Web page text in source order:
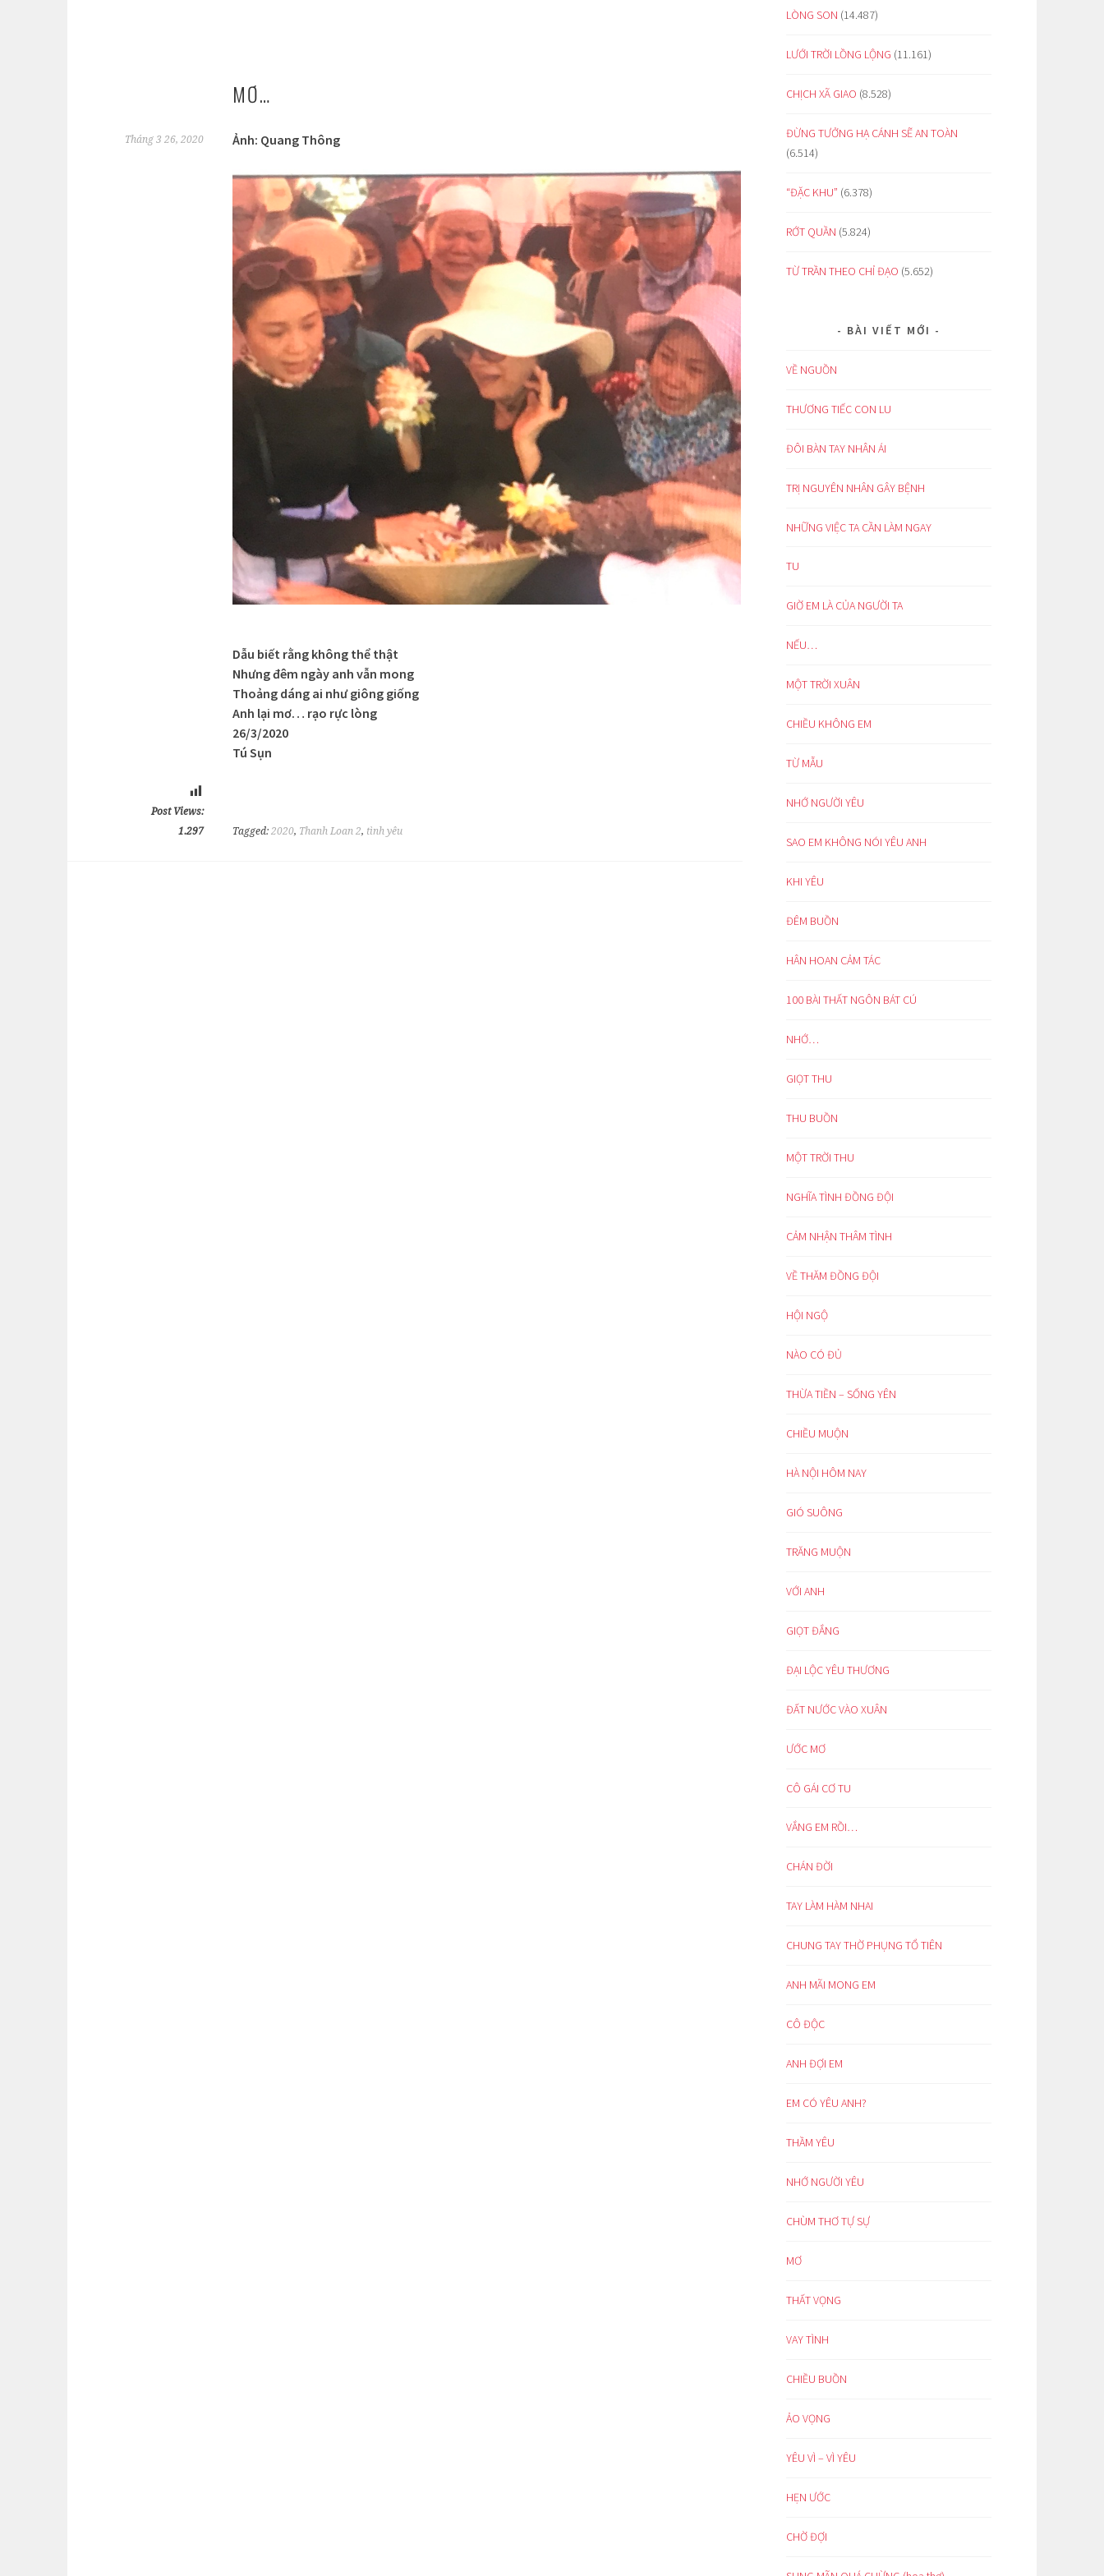
MƠ…
Tháng 3 26, 2020 Ảnh: Quang Thông
Dẫu biết rằng không thể thật
Nhưng đêm ngày anh vẫn mong
Thoảng dáng ai như giông giống
Anh lại mơ… rạo rực lòng
26/3/2020
Tú Sụn
Post Views:
1.297
Tagged: 2020, Thanh Loan 2, tình yêu
LÒNG SON (14.487)
LƯỚI TRỜI LỒNG LỘNG (11.161)
CHỊCH XÃ GIAO (8.528)
ĐỪNG TƯỞNG HẠ CÁNH SẼ AN TOÀN
(6.514)
“ĐẶC KHU” (6.378)
RỚT QUẦN (5.824)
TỪ TRẦN THEO CHỈ ĐẠO (5.652)
BÀI VIẾT MỚI
VỀ NGUỒN
THƯƠNG TIẾC CON LU
ĐÔI BÀN TAY NHÂN ÁI
TRỊ NGUYÊN NHÂN GÂY BỆNH
NHỮNG VIỆC TA CẦN LÀM NGAY
TU
GIỜ EM LÀ CỦA NGƯỜI TA
NẾU…
MỘT TRỜI XUÂN
CHIỀU KHÔNG EM
TỪ MẪU
NHỚ NGƯỜI YÊU
SAO EM KHÔNG NÓI YÊU ANH
KHI YÊU
ĐÊM BUỒN
HÂN HOAN CẢM TÁC
100 BÀI THẤT NGÔN BÁT CÚ
NHỚ…
GIỌT THU
THU BUỒN
MỘT TRỜI THU
NGHĨA TÌNH ĐỒNG ĐỘI
CẢM NHẬN THÂM TÌNH
VỀ THĂM ĐỒNG ĐỘI
HỘI NGỘ
NÀO CÓ ĐỦ
THỪA TIỀN – SỐNG YÊN
CHIỀU MUỘN
HÀ NỘI HÔM NAY
GIÓ SUÔNG
TRĂNG MUỘN
VỚI ANH
GIỌT ĐẮNG
ĐẠI LỘC YÊU THƯƠNG
ĐẤT NƯỚC VÀO XUÂN
ƯỚC MƠ
CÔ GÁI CƠ TU
VẮNG EM RỒI…
CHÁN ĐỜI
TAY LÀM HÀM NHAI
CHUNG TAY THỜ PHỤNG TỔ TIÊN
ANH MÃI MONG EM
CÔ ĐỘC
ANH ĐỢI EM
EM CÓ YÊU ANH?
THẦM YÊU
NHỚ NGƯỜI YÊU
CHÙM THƠ TỰ SỰ
MƠ
THẤT VỌNG
VAY TÌNH
CHIỀU BUỒN
ẢO VỌNG
YÊU VÌ – VÌ YÊU
HẸN ƯỚC
CHỜ ĐỢI